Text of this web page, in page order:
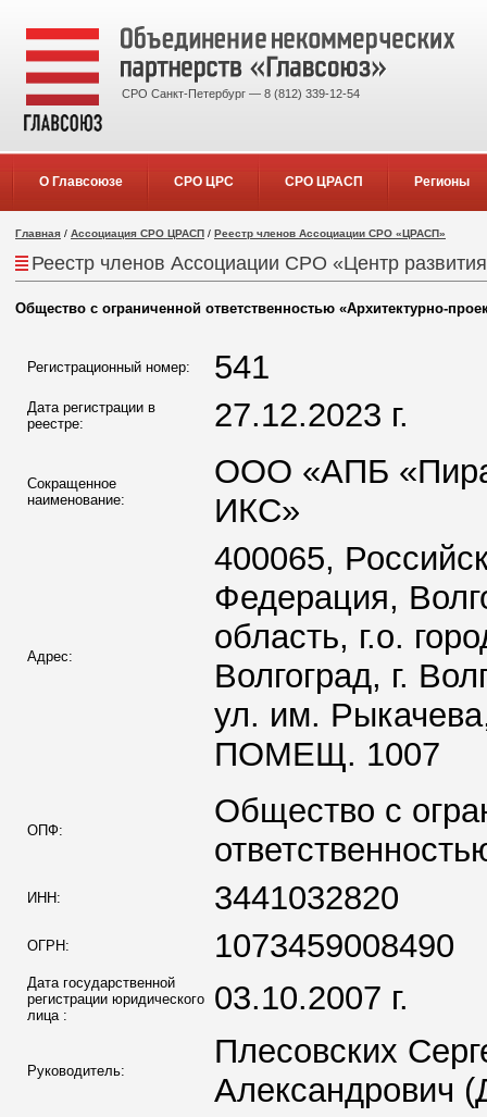
СРО Санкт-Петербург — 8 (812) 339-12-54
О Главсоюзе СРО ЦРС СРО ЦРАСП Регионы
Главная / Ассоциация СРО ЦРАСП / Реестр членов Ассоциации СРО «ЦРАСП»
Реестр членов Ассоциации СРО «Центр
Общество с ограниченной ответственностью «Архитектурно-
Регистрационный номер: 541
Дата регистрации в
реестре:
27.12.2023 г.
Сокращенное
наименование:
ООО «АПБ
ИКС»
Адрес:
400065,
Федерация,
область, г.о.
Волгоград, г.
ул. им.
ПОМЕЩ. 1007
ОПФ:
Общество с
ИНН: 3441032820
ОГРН: 1073459008490
Дата государственной
регистрации юридического
лица :
03.10.2007 г.
Руководитель:
Плесовских
Александрович